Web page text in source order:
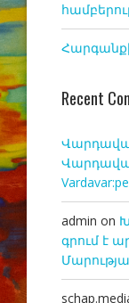
Recent
admin on
գրում է